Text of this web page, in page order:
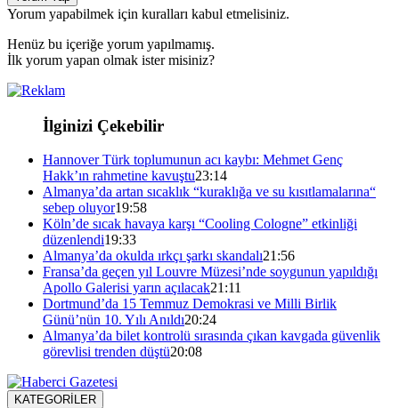
Yorum yapabilmek için kuralları kabul etmelisiniz.
Henüz bu içeriğe yorum yapılmamış.
İlk yorum yapan olmak ister misiniz?
İlginizi Çekebilir
Hannover Türk toplumunun acı kaybı: Mehmet Genç
Hakk’ın rahmetine kavuştu23:14
Almanya’da artan sıcaklık “kuraklığa ve su kısıtlamalarına“
sebep oluyor19:58
Köln’de sıcak havaya karşı “Cooling Cologne” etkinliği
düzenlendi19:33
Almanya’da okulda ırkçı şarkı skandalı21:56
Fransa’da geçen yıl Louvre Müzesi’nde soygunun yapıldığı
Apollo Galerisi yarın açılacak21:11
Dortmund’da 15 Temmuz Demokrasi ve Milli Birlik
Günü’nün 10. Yılı Anıldı20:24
Almanya’da bilet kontrolü sırasında çıkan kavgada güvenlik
görevlisi trenden düştü20:08
KATEGORİLER